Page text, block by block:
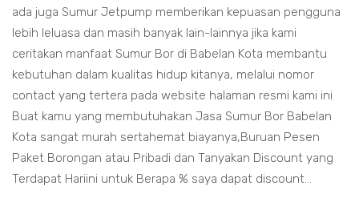
ada juga Sumur Jetpump memberikan kepuasan pengguna
lebih leluasa dan masih banyak lain-lainnya jika kami
ceritakan manfaat Sumur Bor di Babelan Kota membantu
kebutuhan dalam kualitas hidup kitanya, melalui nomor
contact yang tertera pada website halaman resmi kami ini
Buat kamu yang membutuhakan Jasa Sumur Bor Babelan
Kota sangat murah sertahemat biayanya,Buruan Pesen
Paket Borongan atau Pribadi dan Tanyakan Discount yang
Terdapat Hariini untuk Berapa % saya dapat discount...